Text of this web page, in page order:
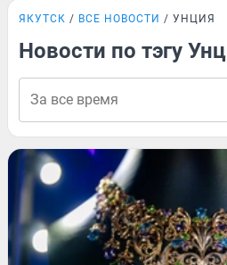
ЯКУТСК ВСЕ НОВОСТИ УНЦИЯ
Новости по тэгу